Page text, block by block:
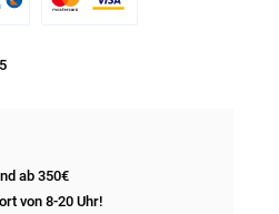
ab 350€
von 8-20 Uhr!